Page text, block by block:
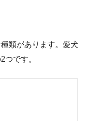
類があります。愛犬
つです。